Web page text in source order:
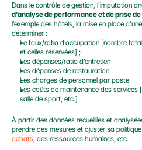
Dans le contrôle de gestion, l’imputation
d’analyse de performance et de prise
l’exemple des hôtels, la mise en place
déterminer :
Le taux/ratio d’occupation [nombre
et celles réservées] ;
Les dépenses/ratio d’entretien
Les dépenses de restauration
Les charges de personnel par poste
Les coûts de maintenance des services
salle de sport, etc.]
À partir des données recueillies et
prendre des mesures et ajuster sa
achats, des ressources humaines, etc.